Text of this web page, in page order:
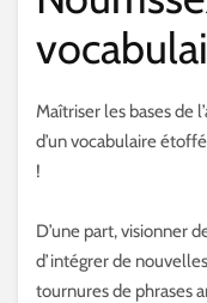
Maîtriser les bases de
d’un vocabulaire
!
D’une part, visionner
d’intégrer de
tournures de phrases